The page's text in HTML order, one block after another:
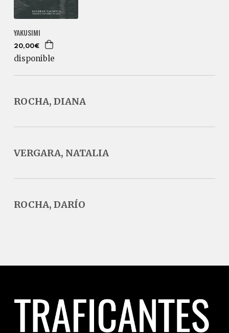
YAKUSIMI
20,00€
disponible
ROCHA, DIANA
VERGARA, NATALIA
ROCHA, DARÍO